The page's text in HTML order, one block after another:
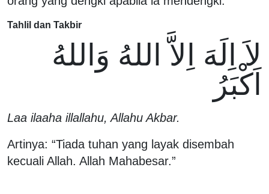
Tahlil dan Takbir
لاَ اِلَهَ اِلاَّ اللهُ وَاللهُ
اَكْبَرُ
Laa ilaaha illallahu, Allahu Akbar.
Artinya: “Tiada tuhan yang layak disembah
kecuali Allah. Allah Mahabesar.”